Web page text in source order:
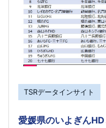
TSRデータインサイト
愛媛県のいよぎん